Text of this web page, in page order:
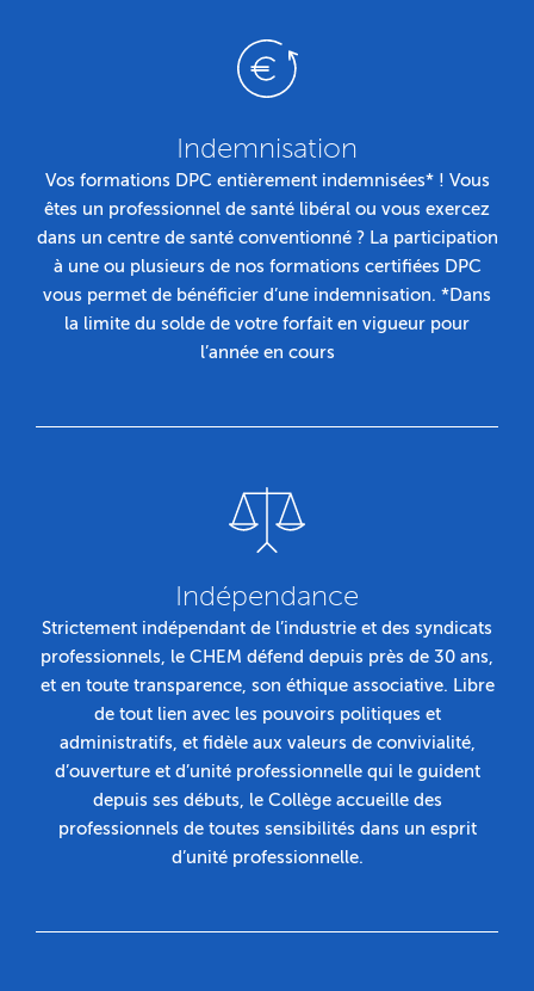
Indemnisation
Vos formations DPC entièrement indemnisées* ! Vous
êtes un professionnel de santé libéral ou vous exercez
dans un centre de santé conventionné ? La participation
à une ou plusieurs de nos formations certifiées DPC
vous permet de bénéficier d’une indemnisation. *Dans
la limite du solde de votre forfait en vigueur pour
l’année en cours
Indépendance
Strictement indépendant de l’industrie et des syndicats
professionnels, le CHEM défend depuis près de 30 ans,
et en toute transparence, son éthique associative. Libre
de tout lien avec les pouvoirs politiques et
administratifs, et fidèle aux valeurs de convivialité,
d’ouverture et d’unité professionnelle qui le guident
depuis ses débuts, le Collège accueille des
professionnels de toutes sensibilités dans un esprit
d’unité professionnelle.